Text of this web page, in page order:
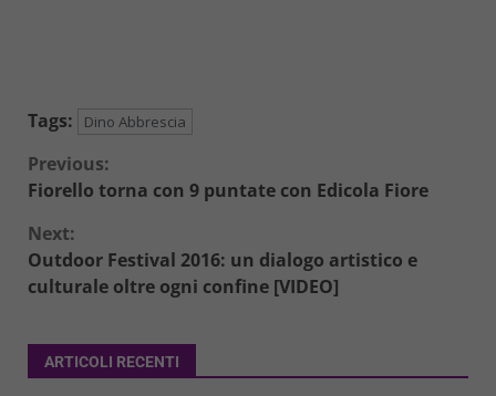
Tags: Dino Abbrescia
Continue
Previous:
Fiorello torna con 9 puntate con Edicola Fiore
Next:
Outdoor Festival 2016: un dialogo artistico e
culturale oltre ogni confine [VIDEO]
ARTICOLI RECENTI